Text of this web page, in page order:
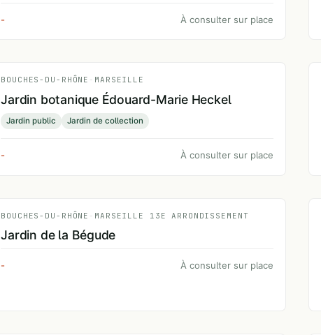
- À consulter sur place
BOUCHES-DU-RHÔNE - MARSEILLE
Jardin botanique Édouard-Marie Heckel
Jardin public Jardin de collection
- À consulter sur place
BOUCHES-DU-RHÔNE - MARSEILLE 13E ARRONDISSEMENT
Jardin de la Bégude
- À consulter sur place